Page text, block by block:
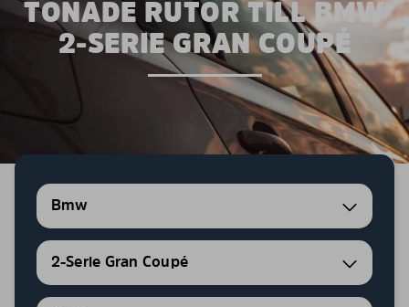
TONADE RUTOR TILL BMW
2-SERIE GRAN COUPÉ
Bmw
2-Serie Gran Coupé